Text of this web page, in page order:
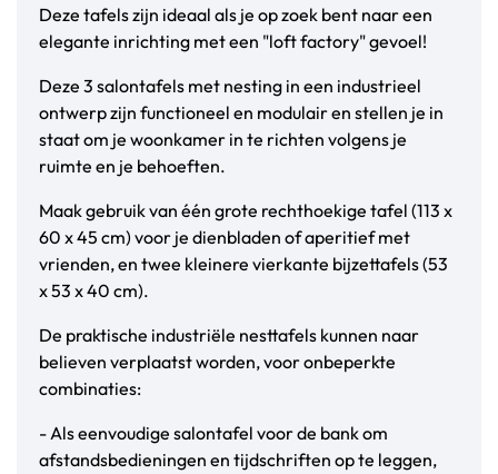
Deze tafels zijn ideaal als je op zoek bent naar een
elegante inrichting met een "loft factory" gevoel!
Deze 3 salontafels met nesting in een industrieel
ontwerp zijn functioneel en modulair en stellen je in
staat om je woonkamer in te richten volgens je
ruimte en je behoeften.
Maak gebruik van één grote rechthoekige tafel (113 x
60 x 45 cm) voor je dienbladen of aperitief met
vrienden, en twee kleinere vierkante bijzettafels (53
x 53 x 40 cm).
De praktische industriële nesttafels kunnen naar
believen verplaatst worden, voor onbeperkte
combinaties:
- Als eenvoudige salontafel voor de bank om
afstandsbedieningen en tijdschriften op te leggen,